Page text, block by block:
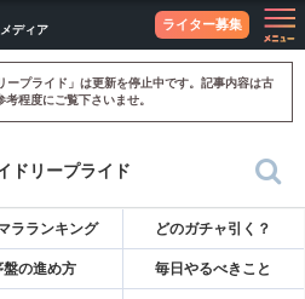
ディア
ライター募集
プライド」は更新を停止中です。記事内容は古
程度にご覧下さいませ。
ドリープライド
ラランキング どのガチャ引く？
盤の進め方 毎日やるべきこと